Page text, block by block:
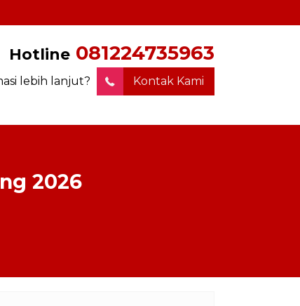
Hotline 081224735963
lebih lanjut? Kontak Kami
2026